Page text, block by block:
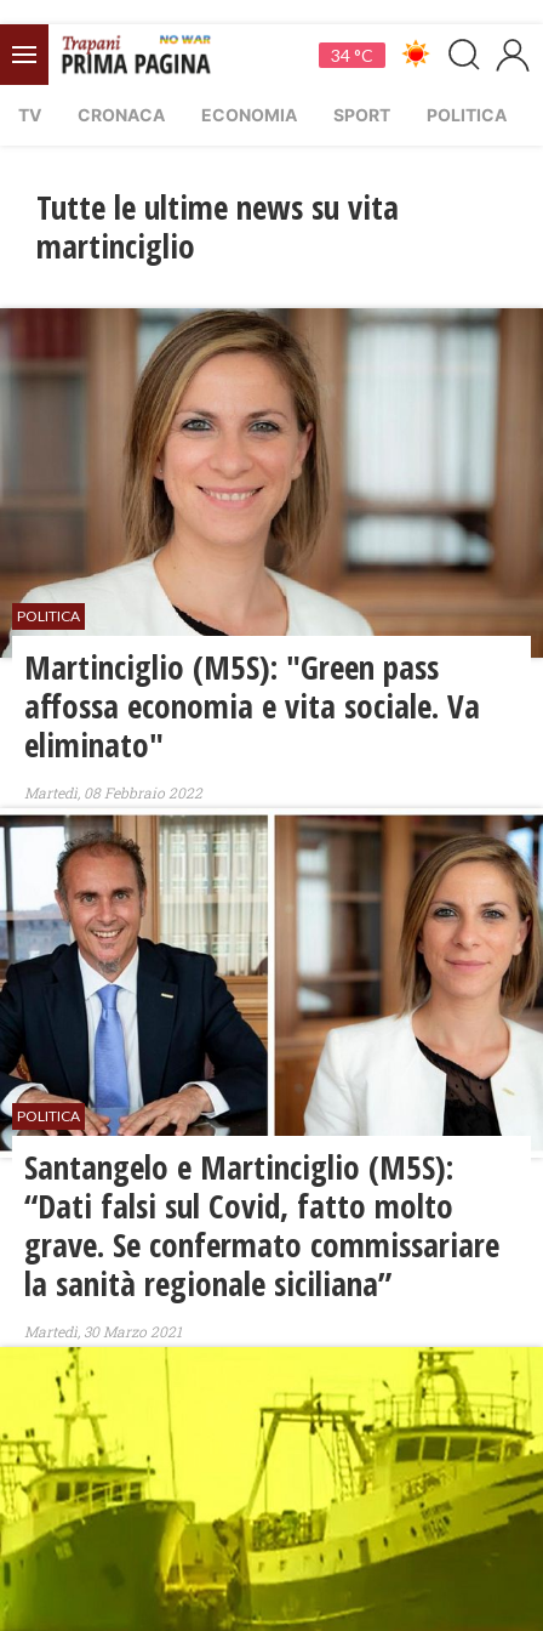
34 °C
TV CRONACA ECONOMIA SPORT POLITICA
Tutte le ultime news su vita
martinciglio
POLITICA
Martinciglio (M5S): "Green pass
affossa economia e vita sociale. Va
eliminato"
Martedì, 08 Febbraio 2022
POLITICA
Santangelo e Martinciglio (M5S):
“Dati falsi sul Covid, fatto molto
grave. Se confermato commissariare
la sanità regionale siciliana”
Martedì, 30 Marzo 2021